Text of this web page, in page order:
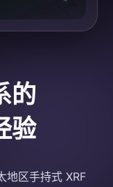
的
验
地区手持式 XRF